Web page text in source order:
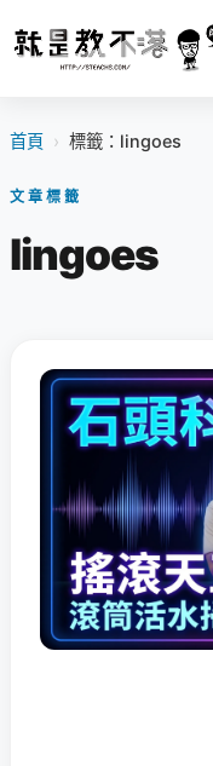
首頁 › 標籤：lingoes
文章標籤
lingoes